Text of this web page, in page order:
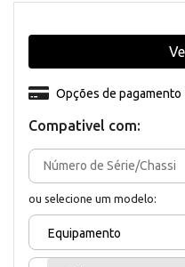
Compativel com:
ou selecione um modelo:
Equipamento
Opções de pagamento